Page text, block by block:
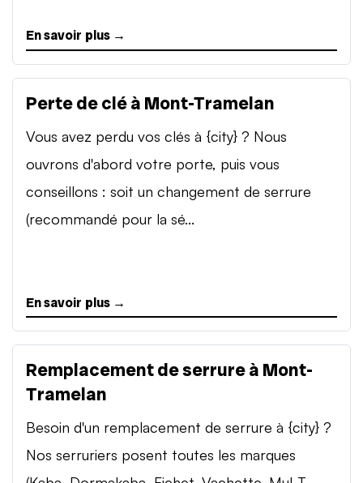
En savoir plus →
Perte de clé à Mont-Tramelan
Vous avez perdu vos clés à {city} ? Nous
ouvrons d'abord votre porte, puis vous
conseillons : soit un changement de serrure
(recommandé pour la sé...
En savoir plus →
Remplacement de serrure à Mont-
Tramelan
Besoin d'un remplacement de serrure à {city} ?
Nos serruriers posent toutes les marques